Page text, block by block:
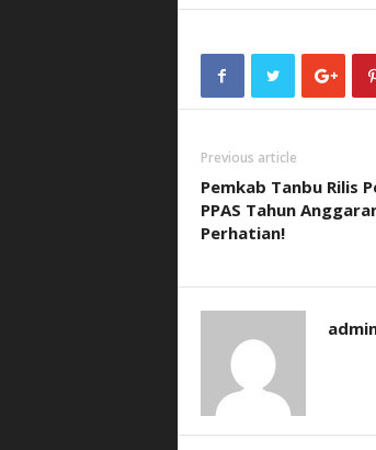
Previous article
Pemkab Tanbu Rilis
PPAS Tahun
Perhatian!